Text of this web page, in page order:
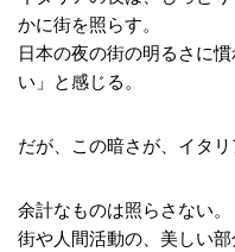
かに街を照らす。
日本の夜の街の明るさに
い」と感じる。
だが、この暗さが、イタ
余計なものは照らさない。
街や人間活動の、美しい部